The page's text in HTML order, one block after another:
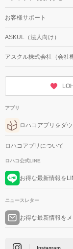
お客様サポート
ASKUL（法人向け）
アスクル株式会社（会社
アプリ
ロハコアプリをダ
ロハコアプリについて
ロハコ公式LINE
お得な最新情報を
ニュースレター
お得な最新情報を
Instagram